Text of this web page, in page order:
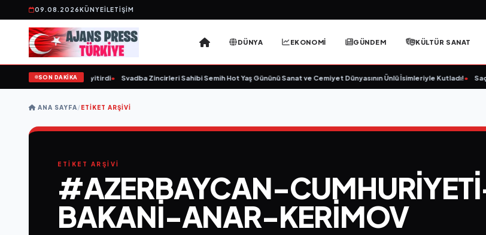
09.08.2026KÜNYEİLETIŞIM
DÜNYA EKONOMİ GÜNDEM KÜLTÜR SANAT
SON DAKİKA
59 yaşında yaşamını yitirdi• Svadba Zincirleri Sahibi Semih Hot Yaş Gününü Sanat ve Cemiyet Dünyasının Ünlü İsimleriyle Kutladı!• Saç
ANA SAYFA/ETIKET ARŞIVI
ETİKET ARŞİVİ
#AZERBAYCAN-
BAKANI-ANAR-KERIMOV